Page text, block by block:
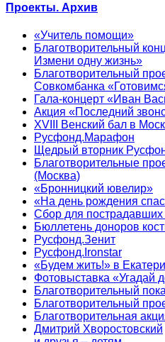
Проекты. Архив
«Учитель помощи»
Благотворительный
Измени одну жизнь»
Благотворительный
Совкомбанка
Гала-концерт «Иван
Акция «Последний
XVIII Венский бал в
Русфонд.Марафон
Щедрый вторник
Благотворительные
(Москва)
«Бронницкий ювелир»
«На день рождения
Сбор для пострадавших
Бюллетень доноров
Русфонд.Зенит
Русфонд.Ironstar
«Будем жить!» в
Фотовыставка «Угадай
Благотворительный
Благотворительный
Благотворительная
Дмитрий Хворостовский